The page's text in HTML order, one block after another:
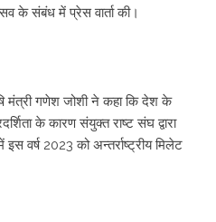
के संबंध में प्रेस वार्ता की।
मंत्री गणेश जोशी ने कहा कि देश के
के कारण संयुक्त राष्ट संघ द्वारा
वर्ष 2023 को अन्तर्राष्ट्रीय मिलेट